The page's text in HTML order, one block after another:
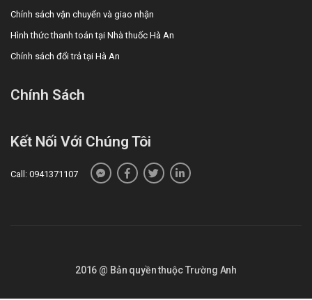
Chính sách vận chuyển và giao nhận
Hình thức thanh toán tại Nhà thuốc Hà An
Chính sách đổi trả tại Hà An
Chính Sách
Kết Nối Với Chúng Tôi
Call: 0941371107
2016 @ Bản quyền thuộc Trường Anh